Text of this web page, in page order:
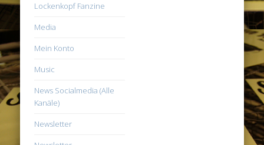
Lockenkopf Fanzine
Media
Mein Konto
Music
News Socialmedia (Alle
Kanäle)
Newsletter